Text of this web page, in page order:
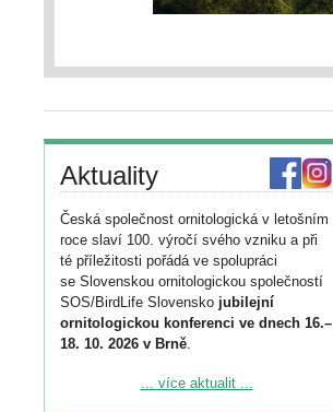
Aktuality
Česká společnost ornitologická v letošním
roce slaví 100. výročí svého vzniku a při
té příležitosti pořádá ve spolupráci
se Slovenskou ornitologickou společností
SOS/BirdLife Slovensko jubilejní
ornitologickou konferenci ve dnech 16.–
18. 10. 2026 v Brně.
Podrobnější informace ke konferenci
... více aktualit ...